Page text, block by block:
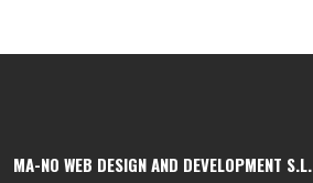
MA-NO WEB DESIGN AND DEVELOPMENT S.L.